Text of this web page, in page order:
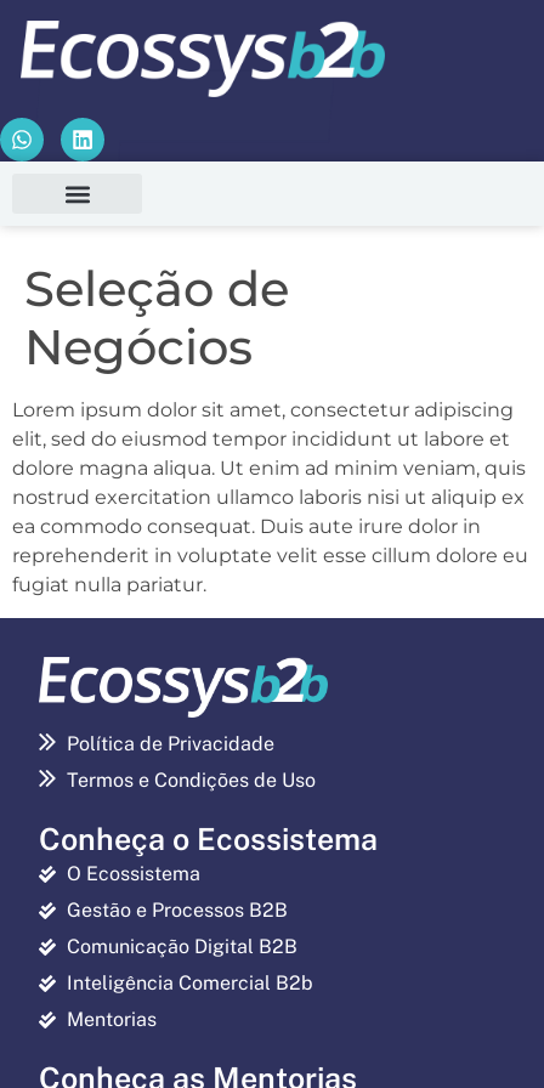
Seleção de
Negócios
Lorem ipsum dolor sit amet, consectetur adipiscing
elit, sed do eiusmod tempor incididunt ut labore et
dolore magna aliqua. Ut enim ad minim veniam, quis
nostrud exercitation ullamco laboris nisi ut aliquip ex
ea commodo consequat. Duis aute irure dolor in
reprehenderit in voluptate velit esse cillum dolore eu
fugiat nulla pariatur.
Política de Privacidade
Termos e Condições de Uso
Conheça o Ecossistema
O Ecossistema
Gestão e Processos B2B
Comunicação Digital B2B
Inteligência Comercial B2b
Mentorias
Conheça as Mentorias